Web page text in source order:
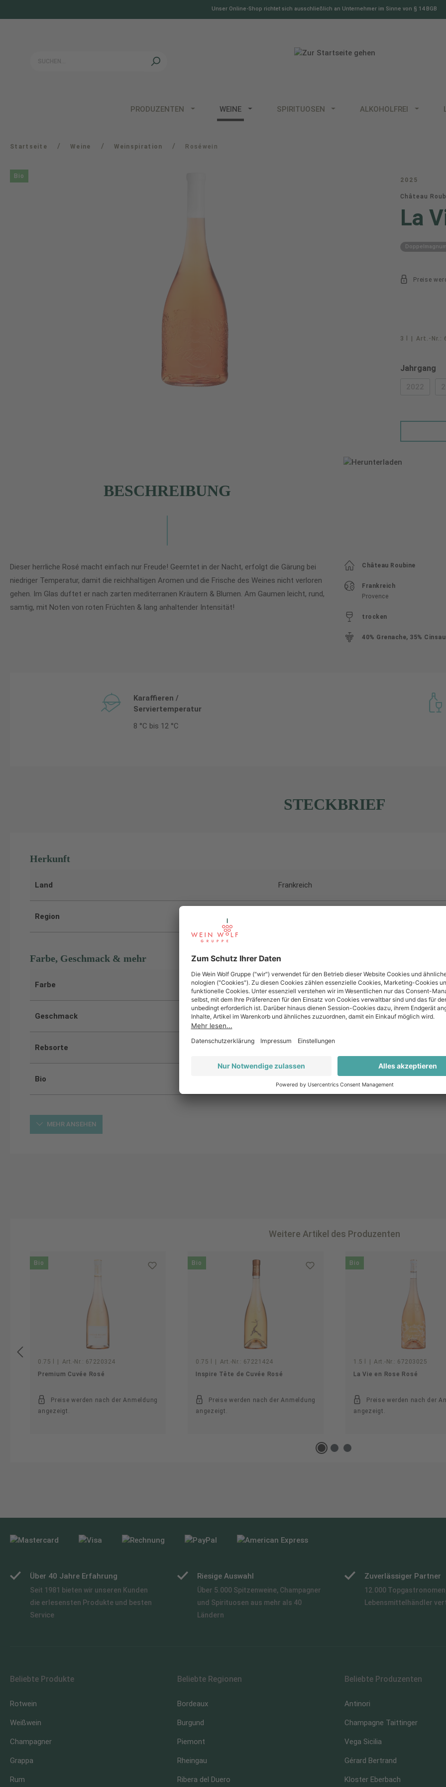
Unser Online-Shop richtet sich ausschließlich an Unternehmer im Sinne von § 14 BGB
PRODUZENTEN WEINE SPIRITUOSEN ALKOHOLFREI
Startseite / Weine / Weinspiration / Roséwein
Bio
2025
Château
La
Preise
3 l Art.-Nr.:
Jahrgang
BESCHREIBUNG
Dieser herrliche Rosé macht einfach nur Freude! Geerntet in der Nacht, erfolgt die Gärung bei
niedriger Temperatur, damit die reichhaltigen Aromen und die Frische des Weines nicht verloren
gehen. Im Glas duftet er nach zarten mediterranen Kräutern & Blumen. Am Gaumen leicht, rund,
samtig, mit Noten von roten Früchten & lang anhaltender Intensität!
Château Roubine
Frankreich
Provence
trocken
40% Grenache, 35%
Karaffieren /
Serviertemperatur
8 °C bis 12 °C
STECKBRIEF
Herkunft
Land Frankreich
Region
Farbe, Geschmack & mehr
Farbe Rosé
Geschmack trocken
Rebsorte 40% Grenache, 35% Cinsault, 10% Syrah, 15%
Bio
MEHR ANSEHEN
Weitere Artikel des Produzenten
Produktgalerie überspringen
Bio
0.75 l Art.-Nr.: 67220324
Premium Cuvée Rosé
Preise werden nach der Anmeldung
angezeigt.
Bio
0.75 l Art.-Nr.: 67221424
Inspire Tête de Cuvée Rosé
Preise werden nach der Anmeldung
angezeigt.
Bio
1.5 l Art.-Nr.: 67203025
La Vie en Rose Rosé
Preise werden nach der
angezeigt.
Über 40 Jahre Erfahrung
Seit 1981 bieten wir unseren Kunden
die erlesensten Produkte und besten
Service
Riesige Auswahl
Über 5.000 Spitzenweine, Champagner
und Spirituosen aus mehr als 40
Ländern
Zuverlässiger Partner
12.000
Lebensmittelhändler
Beliebte Produkte
Rotwein
Weißwein
Champagner
Grappa
Rum
Beliebte Regionen
Bordeaux
Burgund
Piemont
Rheingau
Ribera del Duero
Beliebte Produzenten
Antinori
Champagne Taittinger
Vega Sicilia
Gérard Bertrand
Kloster Eberbach